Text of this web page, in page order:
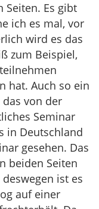
Seiten. Es gibt
ich es mal, vor
wird es das
zum Beispiel,
hat. Auch so ein
das von der
Seminar
in Deutschland
gesehen. Das
beiden Seiten
ist es
auf einer